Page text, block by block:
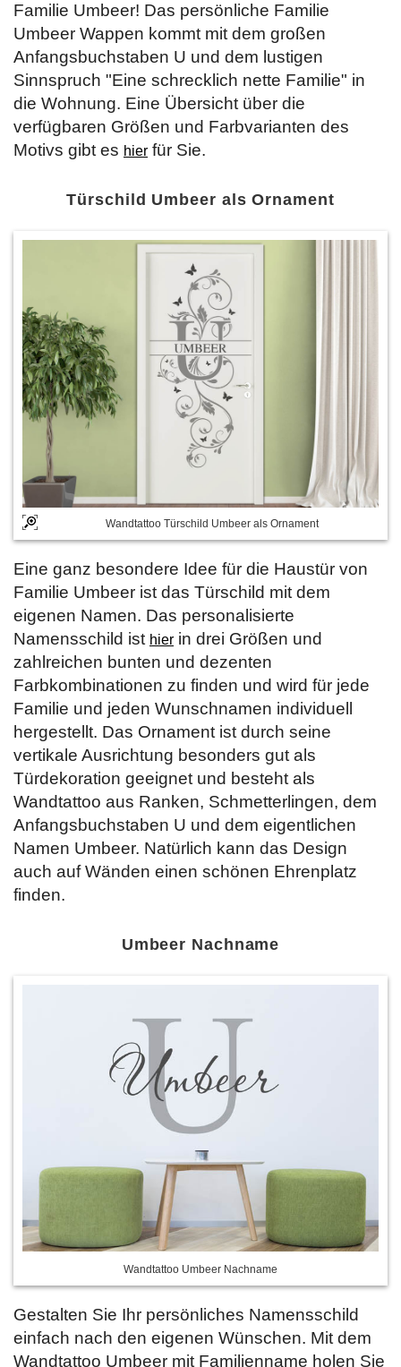
Familie Umbeer! Das persönliche Familie
Umbeer Wappen kommt mit dem großen
Anfangsbuchstaben U und dem lustigen
Sinnspruch "Eine schrecklich nette Familie" in
die Wohnung. Eine Übersicht über die
verfügbaren Größen und Farbvarianten des
Motivs gibt es hier für Sie.
Türschild Umbeer als Ornament
Wandtattoo Türschild Umbeer als Ornament
Eine ganz besondere Idee für die Haustür von
Familie Umbeer ist das Türschild mit dem
eigenen Namen. Das personalisierte
Namensschild ist hier in drei Größen und
zahlreichen bunten und dezenten
Farbkombinationen zu finden und wird für jede
Familie und jeden Wunschnamen individuell
hergestellt. Das Ornament ist durch seine
vertikale Ausrichtung besonders gut als
Türdekoration geeignet und besteht als
Wandtattoo aus Ranken, Schmetterlingen, dem
Anfangsbuchstaben U und dem eigentlichen
Namen Umbeer. Natürlich kann das Design
auch auf Wänden einen schönen Ehrenplatz
finden.
Umbeer Nachname
Wandtattoo Umbeer Nachname
Gestalten Sie Ihr persönliches Namensschild
einfach nach den eigenen Wünschen. Mit dem
Wandtattoo Umbeer mit Familienname holen Sie